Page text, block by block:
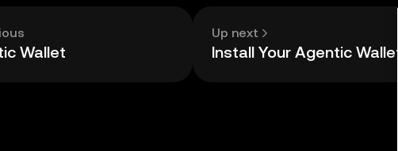
Wallet
Up next
Install Your Agentic Wallet